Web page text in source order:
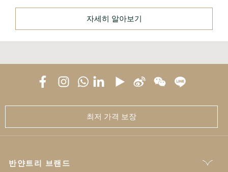
자세히 알아보기
최저 가격 보장
반얀트리 브랜드